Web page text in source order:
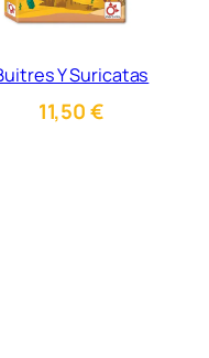
Y Suricatas
11,50€